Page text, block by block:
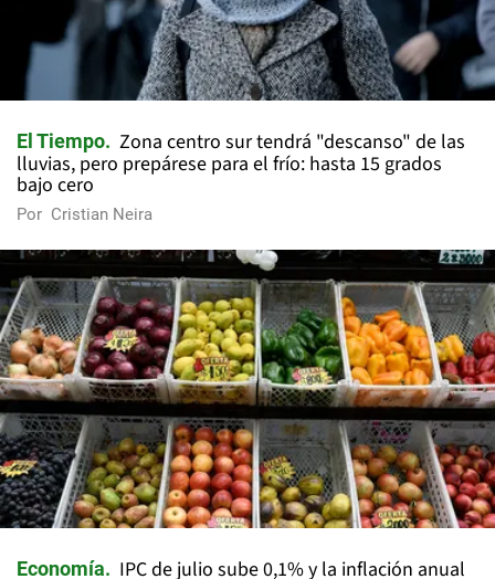
El Tiempo
Zona centro sur tendrá "descanso" de las
lluvias, pero prepárese para el frío: hasta 15 grados
bajo cero
Por Cristian Neira
Economía
IPC de julio sube 0,1% y la inflación anual